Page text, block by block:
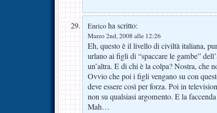
Enrico ha scritto:
Marzo 2nd, 2008 alle 12:26
Eh, questo è il livello di civiltà italiana,
urlano ai figli di “spaccare le gambe”
un’altra. E di chi è la colpa? Nostra, che
Ovvio che poi i figli vengano su con
deve essere così per forza. Poi in
non su qualsiasi argomento. E la
Mah…